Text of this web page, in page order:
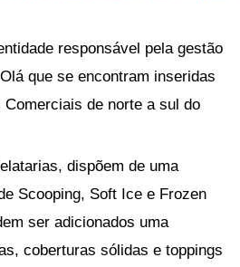
responsável pela gestão
que se encontram inseridas
de norte a sul do
dispõem de uma
Scooping, Soft Ice e Frozen
ser adicionados uma
coberturas sólidas e toppings